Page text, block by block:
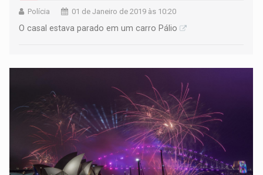
Polícia 01 de Janeiro de 2019 às 10:20
O casal estava parado em um carro Pálio